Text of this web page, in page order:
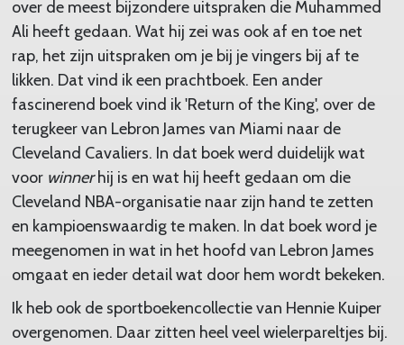
over de meest bijzondere uitspraken die Muhammed
Ali heeft gedaan. Wat hij zei was ook af en toe net
rap, het zijn uitspraken om je bij je vingers bij af te
likken. Dat vind ik een prachtboek. Een ander
fascinerend boek vind ik 'Return of the King', over de
terugkeer van Lebron James van Miami naar de
Cleveland Cavaliers. In dat boek werd duidelijk wat
voor winnerhij is en wat hij heeft gedaan om die
Cleveland NBA-organisatie naar zijn hand te zetten
en kampioenswaardig te maken. In dat boek word je
meegenomen in wat in het hoofd van Lebron James
omgaat en ieder detail wat door hem wordt bekeken.
Ik heb ook de sportboekencollectie van Hennie Kuiper
overgenomen. Daar zitten heel veel wielerpareltjes bij.